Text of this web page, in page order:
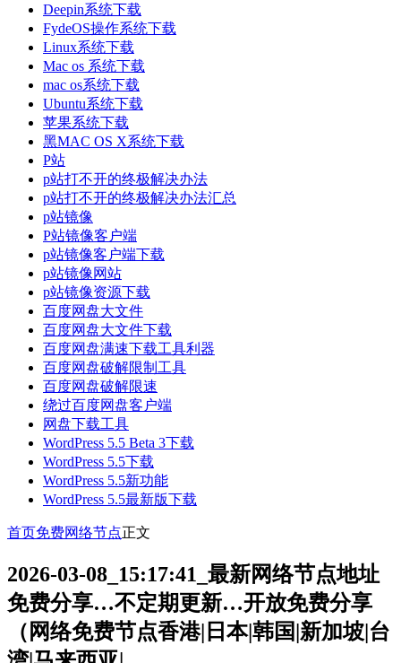
Deepin系统下载
FydeOS操作系统下载
Linux系统下载
Mac os 系统下载
mac os系统下载
Ubuntu系统下载
苹果系统下载
黑MAC OS X系统下载
P站
p站打不开的终极解决办法
p站打不开的终极解决办法汇总
p站镜像
P站镜像客户端
p站镜像客户端下载
p站镜像网站
p站镜像资源下载
百度网盘大文件
百度网盘大文件下载
百度网盘满速下载工具利器
百度网盘破解限制工具
百度网盘破解限速
绕过百度网盘客户端
网盘下载工具
WordPress 5.5 Beta 3下载
WordPress 5.5下载
WordPress 5.5新功能
WordPress 5.5最新版下载
首页免费网络节点正文
2026-03-08_15:17:41_最新网络节点地址
免费分享…不定期更新…开放免费分享
（网络免费节点香港|日本|韩国|新加坡|台